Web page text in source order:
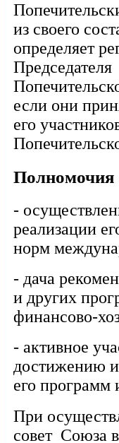
из своего
определяет
если они
его
Полномочия
-
реализации
норм
- дача
и других
финансово-
- активное
достижению
его программ
При
совет Союза